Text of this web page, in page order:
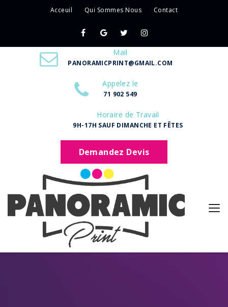
Acceuil Qui Sommes Nous Contact
Mail
PANORAMICPRINT@GMAIL.COM
Appelez le
71 902 549
Horaire de Travail
9H-17H SAUF DIMANCHE ET FÊTES
Demandez Devis